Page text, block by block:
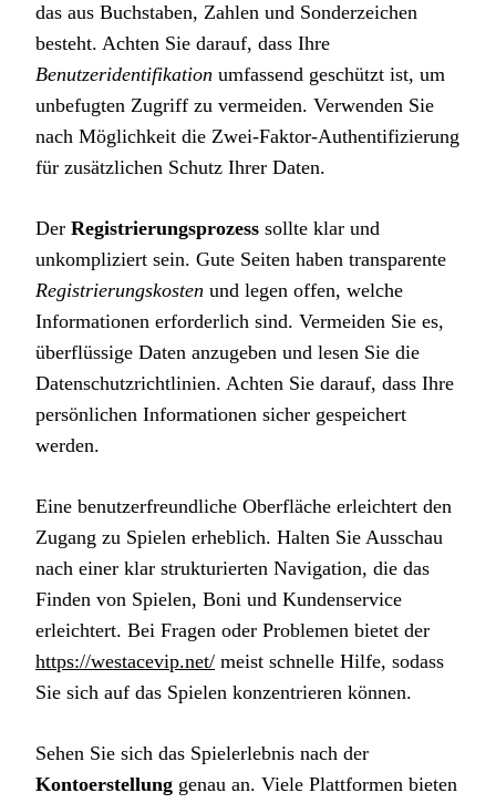
das aus Buchstaben, Zahlen und Sonderzeichen
besteht. Achten Sie darauf, dass Ihre
Benutzeridentifikation umfassend geschützt ist, um
unbefugten Zugriff zu vermeiden. Verwenden Sie
nach Möglichkeit die Zwei-Faktor-Authentifizierung
für zusätzlichen Schutz Ihrer Daten.
Der Registrierungsprozess sollte klar und
unkompliziert sein. Gute Seiten haben transparente
Registrierungskosten und legen offen, welche
Informationen erforderlich sind. Vermeiden Sie es,
überflüssige Daten anzugeben und lesen Sie die
Datenschutzrichtlinien. Achten Sie darauf, dass Ihre
persönlichen Informationen sicher gespeichert
werden.
Eine benutzerfreundliche Oberfläche erleichtert den
Zugang zu Spielen erheblich. Halten Sie Ausschau
nach einer klar strukturierten Navigation, die das
Finden von Spielen, Boni und Kundenservice
erleichtert. Bei Fragen oder Problemen bietet der
https://westacevip.net/ meist schnelle Hilfe, sodass
Sie sich auf das Spielen konzentrieren können.
Sehen Sie sich das Spielerlebnis nach der
Kontoerstellung genau an. Viele Plattformen bieten